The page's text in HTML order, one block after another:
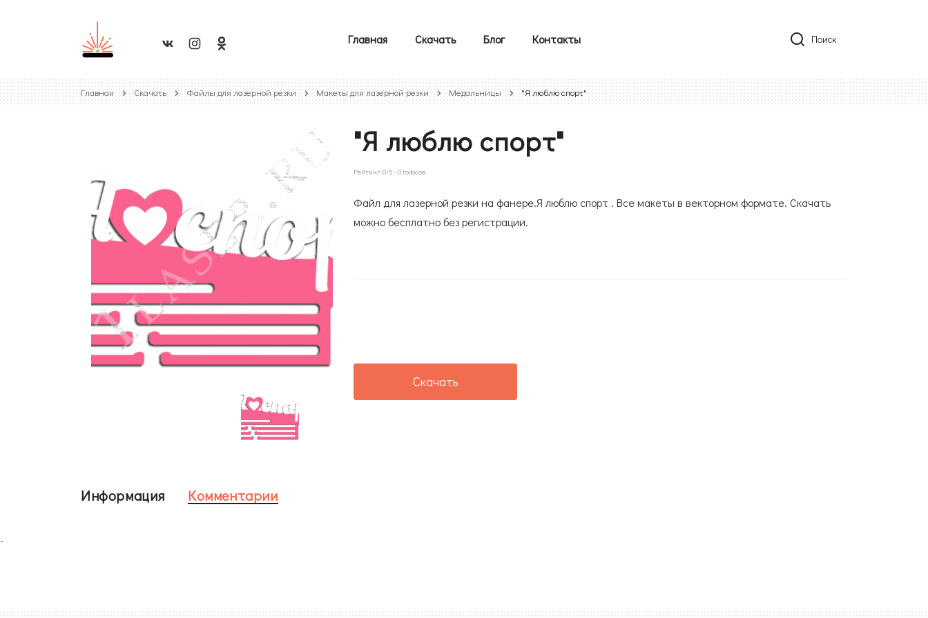
Главная Скачать Блог Контакты Поиск
Главная Скачать Файлы для лазерной резки Макеты для лазерной резки Медальницы "Я люблю спорт"
"Я люблю спорт"
Рейтинг:0/5 -0 голосов
Файл для лазерной резки на фанере.Я люблю спорт . Все макеты в векторном формате. Скачать
можно бесплатно без регистрации.
Скачать
Информация Комментарии
-